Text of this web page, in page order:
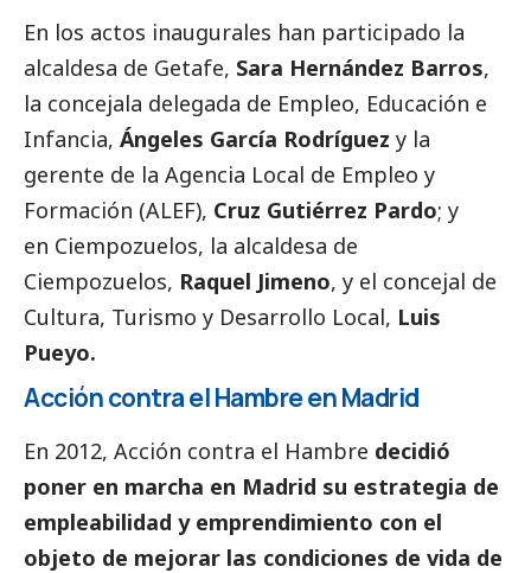
En los actos inaugurales han participado la
alcaldesa de Getafe, Sara Hernández Barros,
la concejala delegada de Empleo, Educación e
Infancia, Ángeles García Rodríguez y la
gerente de la Agencia Local de Empleo y
Formación (ALEF), Cruz Gutiérrez Pardo; y
en Ciempozuelos, la alcaldesa de
Ciempozuelos, Raquel Jimeno, y el concejal de
Cultura, Turismo y Desarrollo Local, Luis
Pueyo.
Acción contra el Hambre en Madrid
En 2012, Acción contra el Hambre decidió
poner en marcha en Madrid su estrategia de
empleabilidad y emprendimiento con el
objeto de mejorar las condiciones de vida de